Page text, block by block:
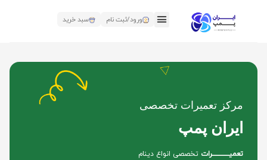
ورود/ثبت نام سبد خرید
مرکز تعمیرات تخصصی
ایران پمپ
تعمیــــــــــــــرات تخصصی انواع دینام